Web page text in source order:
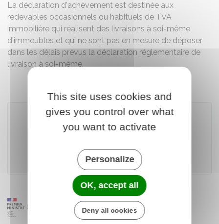
La déclaration d'achèvement est destinée aux
redevables occasionnels ou habituels de TVA
immobilière qui réalisent des livraisons à soi-même
d'immeubles et qui ne sont pas en mesure de déposer
dans les délais prévus la déclaration réglementaire de
livraison à soi-même.
Télécharger le formulaire
Ministère chargé des finances
This site uses cookies and
gives you control over what
you want to activate
Personalize
OK, accept all
Deny all cookies